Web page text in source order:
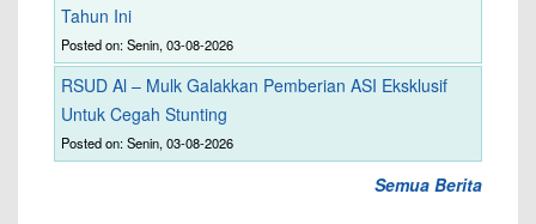
Tahun Ini
Posted on: Senin, 03-08-2026
RSUD Al – Mulk Galakkan Pemberian ASI Eksklusif
Untuk Cegah Stunting
Posted on: Senin, 03-08-2026
Semua Berita